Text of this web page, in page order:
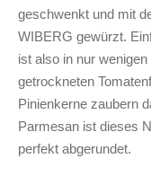
geschwenkt und mit
WIBERG gewürzt.
ist also in nur
getrockneten
Pinienkerne zaubern
Parmesan ist dieses
perfekt abgerundet.